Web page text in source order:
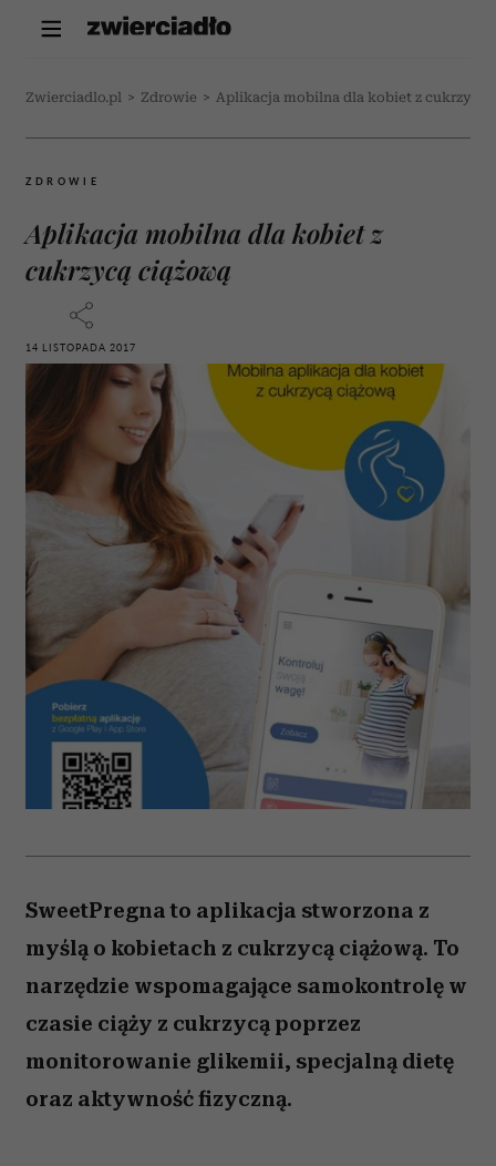
Zwierciadlo.pl > Zdrowie > Aplikacja mobilna dla kobiet z cukrzycą
ZDROWIE
Aplikacja mobilna dla kobiet z
cukrzycą ciążową
14 LISTOPADA 2017
SweetPregna to aplikacja stworzona z
myślą o kobietach z cukrzycą ciążową. To
narzędzie wspomagające samokontrolę w
czasie ciąży z cukrzycą poprzez
monitorowanie glikemii, specjalną dietę
oraz aktywność fizyczną.